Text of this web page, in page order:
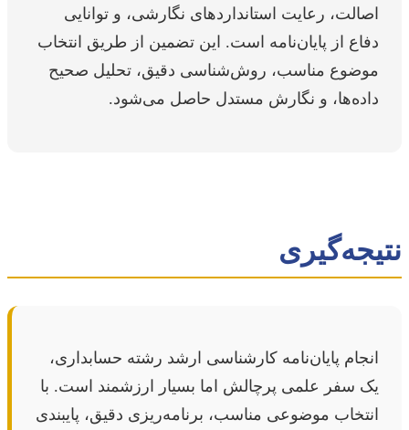
اصالت، رعایت استانداردهای نگارشی، و توانایی
دفاع از پایان‌نامه است. این تضمین از طریق انتخاب
موضوع مناسب، روش‌شناسی دقیق، تحلیل صحیح
داده‌ها، و نگارش مستدل حاصل می‌شود.
نتیجه‌گیری
انجام پایان‌نامه کارشناسی ارشد رشته حسابداری،
یک سفر علمی پرچالش اما بسیار ارزشمند است. با
انتخاب موضوعی مناسب، برنامه‌ریزی دقیق، پایبندی